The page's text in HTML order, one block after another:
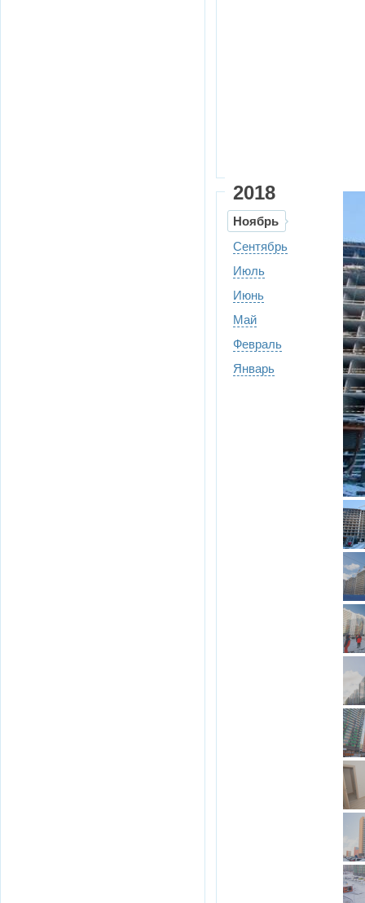
2018
Ноябрь
Сентябрь
Июль
Июнь
Май
Февраль
Январь